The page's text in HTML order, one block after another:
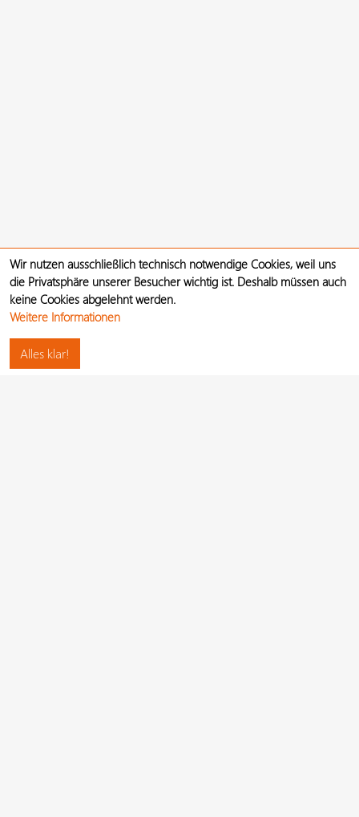
Wir nutzen ausschließlich technisch notwendige Cookies, weil uns
die Privatsphäre unserer Besucher wichtig ist. Deshalb müssen auch
keine Cookies abgelehnt werden.
Weitere Informationen
Alles klar!